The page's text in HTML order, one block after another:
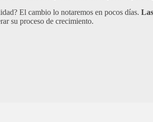
El cambio lo notaremos en pocos días.
su proceso de crecimiento.